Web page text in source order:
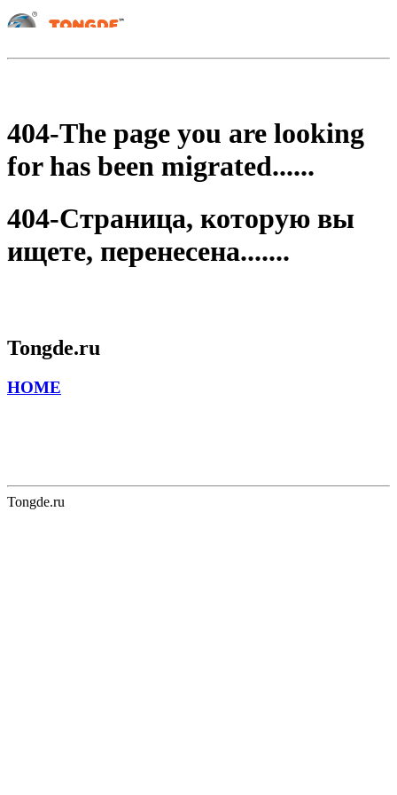
404-The page you are looking
for has been migrated......
404-Страница, которую вы
ищете, перенесена.......
Tongde.ru
HOME
Tongde.ru